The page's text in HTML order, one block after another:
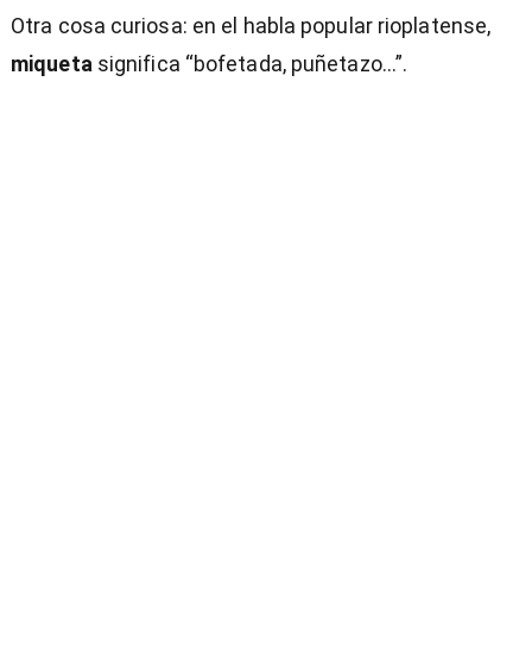
Otra cosa curiosa: en el habla popular rioplatense,
miqueta significa “bofetada, puñetazo...”.